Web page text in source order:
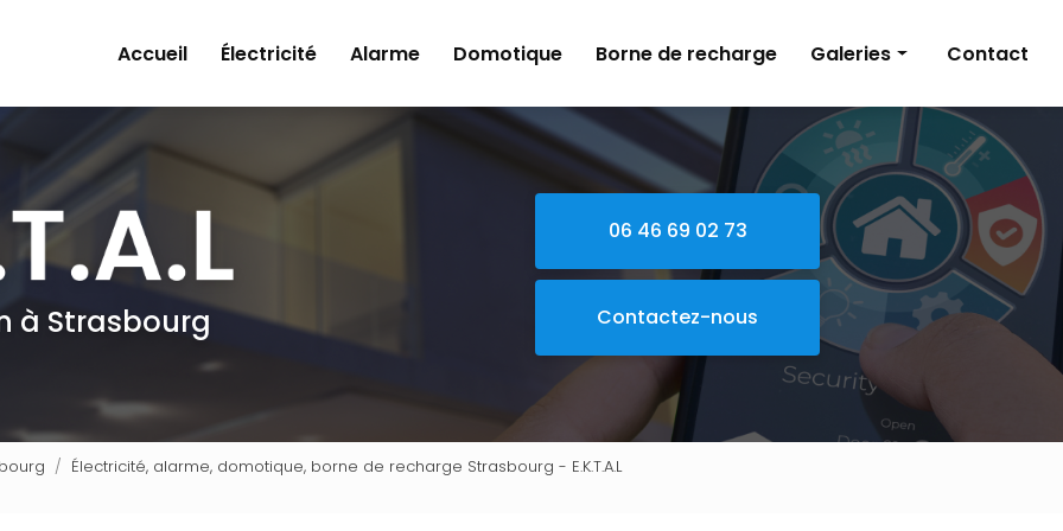
Accueil
Électricité Alarme Domotique Borne de recharge Galeries
Électricité
Alarme
Domotique
Borne de recharge
Contact
à Strasbourg
06 46 69 02 73
Contactez-nous
Électricité, alarme, domotique, borne de recharge Strasbourg - E.K.T.A.L